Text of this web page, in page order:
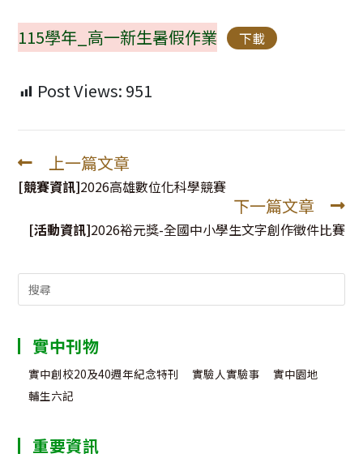
115學年_高一新生暑假作業 下載
Post Views: 951
Read
more
上一篇文章
[競賽資訊]2026高雄數位化科學競賽
下一篇文章
[活動資訊]2026裕元獎-全國中小學生文字創作徵件比賽
Search
for:
實中刊物
實中創校20及40週年紀念特刊 實驗人實驗事
實中園地
輔生六記
重要資訊